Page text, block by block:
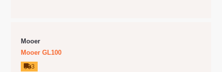
Mooer
Mooer GL100
3